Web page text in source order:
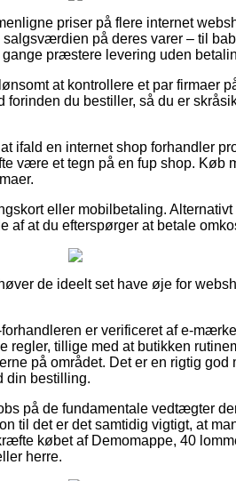
priser på flere internet
på deres varer – til
præstere levering uden
at kontrollere et par firmaer
forinden du bestiller, så du er
ifald en internet shop forhandler
være et tegn på en fup shop. Køb
eller mobilbetaling. Alternativt
at du efterspørger at betale
de ideelt set have øje for
er verificeret af e-
regler, tillige med at butikken
på området. Det er en rigtig
din bestilling.
på de fundamentale vedtægter
til det er det samtidig vigtigt, at
købet af Demomappe, 40
herre.